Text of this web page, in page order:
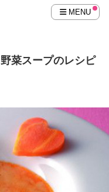
MENU
菜スープのレシピ